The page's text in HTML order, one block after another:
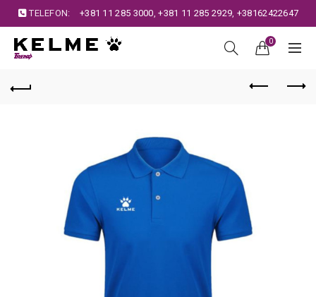
TELEFON: +381 11 285 3000,+381 11 285 2929, +38162422647
0